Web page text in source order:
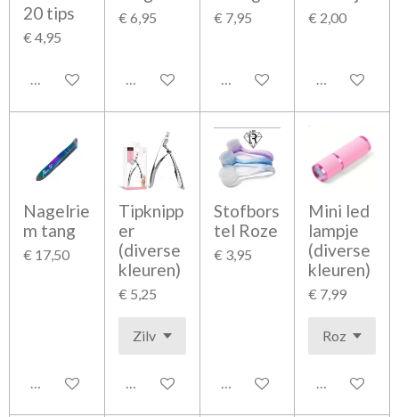
20 tips
€ 4,95
In winkelwagen
€ 6,95
In winkelwagen
€ 7,95
In winkelwagen
€ 2,00
In
Nagelrie
m tang
€ 17,50
In winkelwagen
Tipknipp
er
(diverse
kleuren)
€ 5,25
In winkelwagen
Stofbors
tel Roze
€ 3,95
In winkelwagen
Mini led
lampje
(diverse
kleuren)
€ 7,99
In